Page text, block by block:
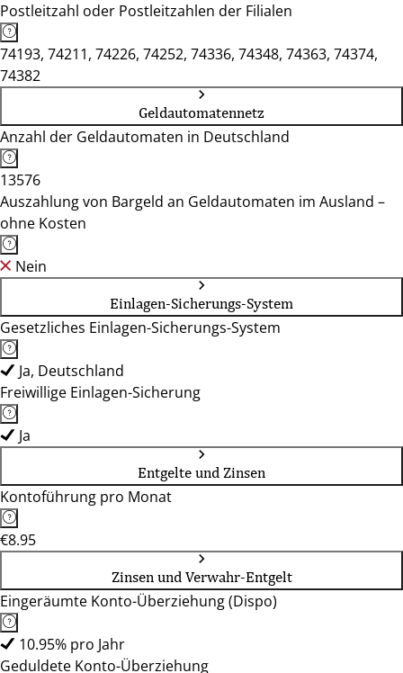
Postleitzahl oder Postleitzahlen der Filialen
74193, 74211, 74226, 74252, 74336, 74348, 74363, 74374,
74382
Geldautomatennetz
Anzahl der Geldautomaten in Deutschland
13576
Auszahlung von Bargeld an Geldautomaten im Ausland –
ohne Kosten
Nein
Einlagen-Sicherungs-System
Gesetzliches Einlagen-Sicherungs-System
Ja, Deutschland
Freiwillige Einlagen-Sicherung
Ja
Entgelte und Zinsen
Kontoführung pro Monat
€8.95
Zinsen und Verwahr-Entgelt
Eingeräumte Konto-Überziehung (Dispo)
10.95% pro Jahr
Geduldete Konto-Überziehung